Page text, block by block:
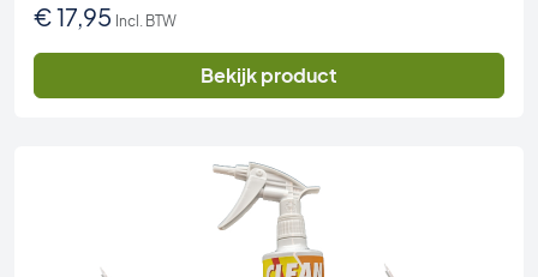
€17,95 Incl. BTW
Bekijk product